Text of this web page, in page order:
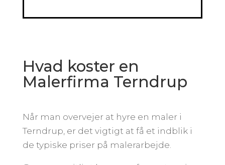
Hvad koster en
Malerfirma Terndrup
Når man overvejer at hyre en maler i
Terndrup, er det vigtigt at få et indblik i
de typiske priser på malerarbejde.